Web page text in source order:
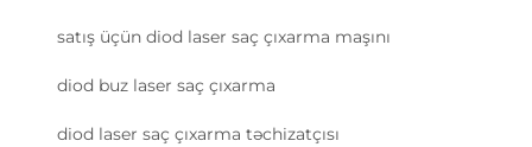
satış üçün diod laser saç çıxarma maşını
diod buz laser saç çıxarma
diod laser saç çıxarma təchizatçısı